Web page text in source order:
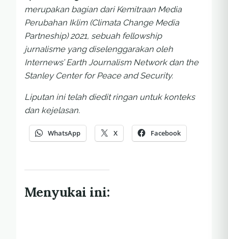
merupakan bagian dari Kemitraan Media
Perubahan Iklim (Climata Change Media
Partneship) 2021, sebuah fellowship
jurnalisme yang diselenggarakan oleh
Internews’ Earth Journalism Network dan the
Stanley Center for Peace and Security.
Liputan ini telah diedit ringan untuk konteks
dan kejelasan.
WhatsApp X Facebook
Menyukai ini: